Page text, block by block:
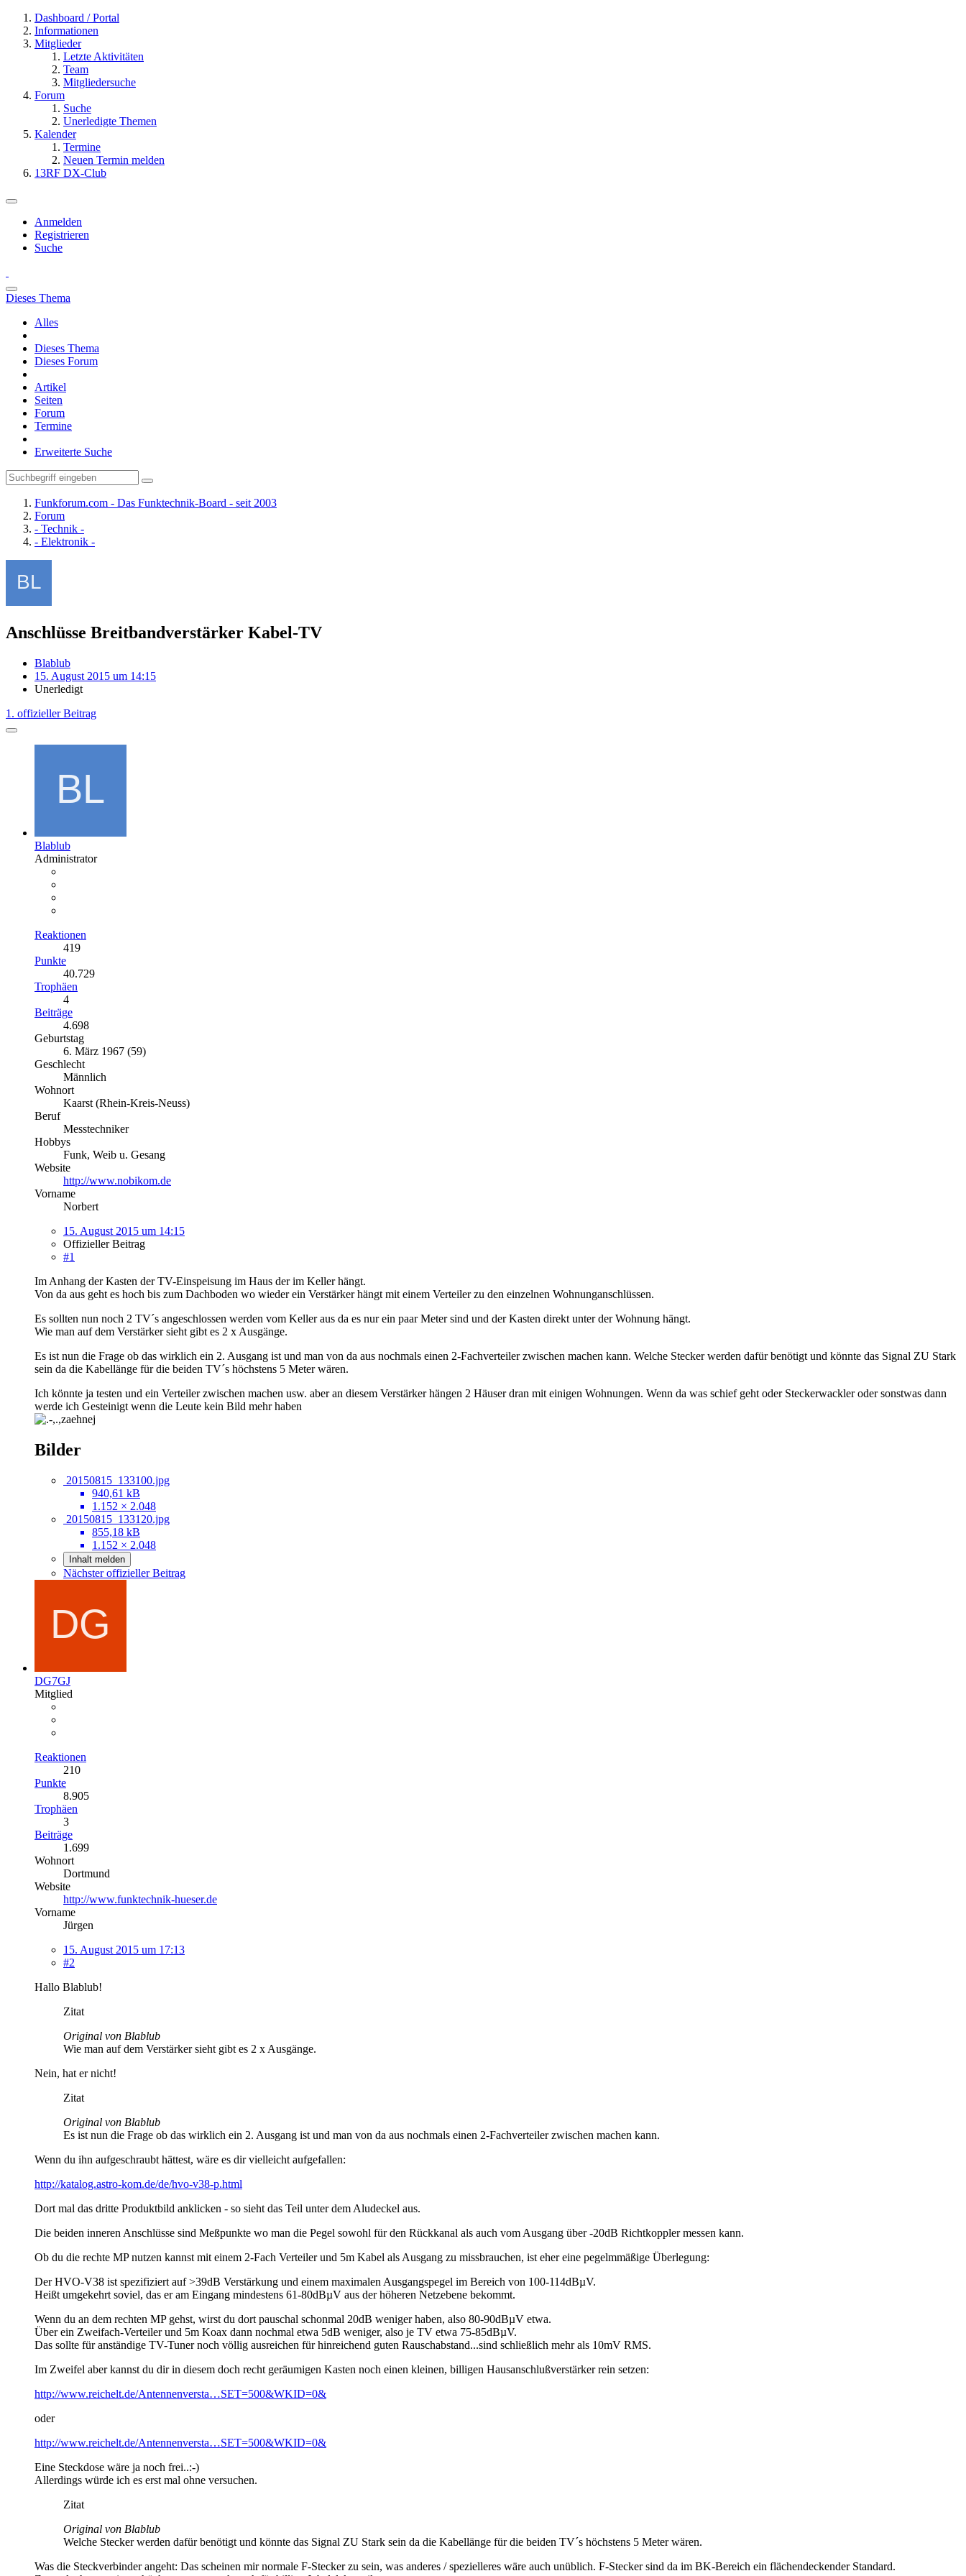
Dashboard / Portal
Informationen
Mitglieder
Letzte Aktivitäten
Team
Mitgliedersuche
Forum
Suche
Unerledigte Themen
Kalender
Termine
Neuen Termin melden
13RF DX-Club
Anmelden
Registrieren
Suche
Dieses Thema
Alles
Dieses Thema
Dieses Forum
Artikel
Seiten
Forum
Termine
Erweiterte Suche
Funkforum.com - Das Funktechnik-Board - seit 2003
Forum
- Technik -
- Elektronik -
Anschlüsse Breitbandverstärker Kabel-TV
Blablub
15. August 2015 um 14:15
Unerledigt
1. offizieller Beitrag
Blablub
Administrator
Reaktionen
419
Punkte
40.729
Trophäen
4
Beiträge
4.698
Geburtstag
6. März 1967 (59)
Geschlecht
Männlich
Wohnort
Kaarst (Rhein-Kreis-Neuss)
Beruf
Messtechniker
Hobbys
Funk, Weib u. Gesang
Website
http://www.nobikom.de
Vorname
Norbert
15. August 2015 um 14:15
Offizieller Beitrag
#1
Im Anhang der Kasten der TV-Einspeisung im Haus der im Keller hängt.
Von da aus geht es hoch bis zum Dachboden wo wieder ein Verstärker hängt mit einem Verteiler zu den einzelnen Wohnunganschlüssen.
Es sollten nun noch 2 TV´s angeschlossen werden vom Keller aus da es nur ein paar Meter sind und der Kasten direkt unter der Wohnung hängt.
Wie man auf dem Verstärker sieht gibt es 2 x Ausgänge.
Es ist nun die Frage ob das wirklich ein 2. Ausgang ist und man von da aus nochmals einen 2-Fachverteiler zwischen machen kann. Welche Stecker werden dafür benötigt und könnte das Signal ZU Stark
sein da die Kabellänge für die beiden TV´s höchstens 5 Meter wären.
Ich könnte ja testen und ein Verteiler zwischen machen usw. aber an diesem Verstärker hängen 2 Häuser dran mit einigen Wohnungen. Wenn da was schief geht oder Steckerwackler oder sonstwas dann
werde ich Gesteinigt wenn die Leute kein Bild mehr haben
Bilder
20150815_133100.jpg
940,61 kB
1.152 × 2.048
20150815_133120.jpg
855,18 kB
1.152 × 2.048
Inhalt melden
Nächster offizieller Beitrag
DG7GJ
Mitglied
Reaktionen
210
Punkte
8.905
Trophäen
3
Beiträge
1.699
Wohnort
Dortmund
Website
http://www.funktechnik-hueser.de
Vorname
Jürgen
15. August 2015 um 17:13
#2
Hallo Blablub!
Zitat
Original von Blablub
Wie man auf dem Verstärker sieht gibt es 2 x Ausgänge.
Nein, hat er nicht!
Zitat
Original von Blablub
Es ist nun die Frage ob das wirklich ein 2. Ausgang ist und man von da aus nochmals einen 2-Fachverteiler zwischen machen kann.
Wenn du ihn aufgeschraubt hättest, wäre es dir vielleicht aufgefallen:
http://katalog.astro-kom.de/de/hvo-v38-p.html
Dort mal das dritte Produktbild anklicken - so sieht das Teil unter dem Aludeckel aus.
Die beiden inneren Anschlüsse sind Meßpunkte wo man die Pegel sowohl für den Rückkanal als auch vom Ausgang über -20dB Richtkoppler messen kann.
Ob du die rechte MP nutzen kannst mit einem 2-Fach Verteiler und 5m Kabel als Ausgang zu missbrauchen, ist eher eine pegelmmäßige Überlegung:
Der HVO-V38 ist spezifiziert auf >39dB Verstärkung und einem maximalen Ausgangspegel im Bereich von 100-114dBµV.
Heißt umgekehrt soviel, das er am Eingang mindestens 61-80dBµV aus der höheren Netzebene bekommt.
Wenn du an dem rechten MP gehst, wirst du dort pauschal schonmal 20dB weniger haben, also 80-90dBµV etwa.
Über ein Zweifach-Verteiler und 5m Koax dann nochmal etwa 5dB weniger, also je TV etwa 75-85dBµV.
Das sollte für anständige TV-Tuner noch völlig ausreichen für hinreichend guten Rauschabstand...sind schließlich mehr als 10mV RMS.
Im Zweifel aber kannst du dir in diesem doch recht geräumigen Kasten noch einen kleinen, billigen Hausanschlußverstärker rein setzen:
http://www.reichelt.de/Antennenversta…SET=500&WKID=0&
oder
http://www.reichelt.de/Antennenversta…SET=500&WKID=0&
Eine Steckdose wäre ja noch frei..:-)
Allerdings würde ich es erst mal ohne versuchen.
Zitat
Original von Blablub
Welche Stecker werden dafür benötigt und könnte das Signal ZU Stark sein da die Kabellänge für die beiden TV´s höchstens 5 Meter wären.
Was die Steckverbinder angeht: Das scheinen mir normale F-Stecker zu sein, was anderes / spezielleres wäre auch unüblich. F-Stecker sind da im BK-Bereich ein flächendeckender Standard.